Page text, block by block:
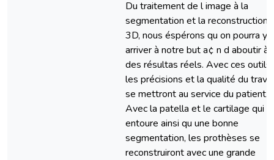
Du traitement de l image à la
segmentation et la reconstruction
3D, nous éspérons qu on pourra y
arriver à notre but a¢ n d aboutir à
des résultas réels. Avec ces outils,
les précisions et la qualité du
se mettront au service du patient.
Avec la patella et le cartilage qui l
entoure ainsi qu une bonne
segmentation, les prothèses se
reconstruiront avec une grande